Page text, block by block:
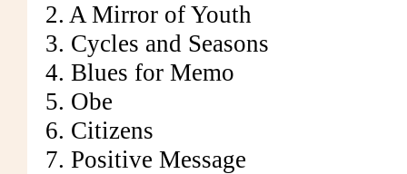
2. A Mirror of Youth
3. Cycles and Seasons
4. Blues for Memo
5. Obe
6. Citizens
7. Positive Message